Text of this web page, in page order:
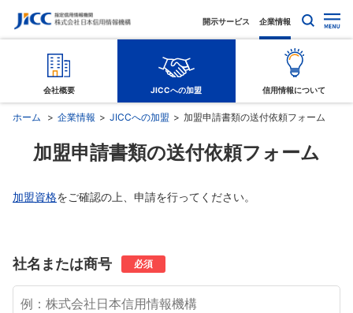
開示サービス 企業情報
会社概要 JICCへの加盟 信用情報について
ホーム 企業情報 JICCへの加盟 加盟申請書類の送付依頼フォーム
加盟申請書類の送付依頼フォーム
加盟資格をご確認の上、申請を行ってください。
社名または商号 必須